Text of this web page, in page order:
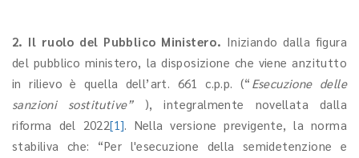
2. Il ruolo del Pubblico Ministero. Iniziando dalla figura
del pubblico ministero, la disposizione che viene anzitutto
in rilievo è quella dell’art. 661 c.p.p. (“ Esecuzione delle
sanzioni sostitutive” ), integralmente novellata dalla
riforma del 2022[1]. Nella versione previgente, la norma
stabiliva che: “Per l'esecuzione della semidetenzione e